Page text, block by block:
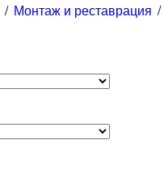
/ Монтаж и реставрация /